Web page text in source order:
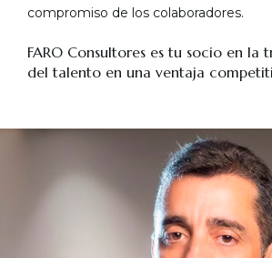
compromiso de los colaboradores.
FARO Consultores es tu socio en la
del talento en una ventaja